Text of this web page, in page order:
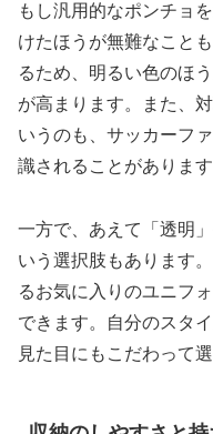
もし汎用的なポンチョ
けたほうが無難なこと
るため、明るい色のほ
が高まります。また、
いうのも、サッカーフ
識されることがあります
一方で、あえて「透明
いう選択肢もあります
るお気に入りのユニフ
できます。自分のスタ
見た目にもこだわって